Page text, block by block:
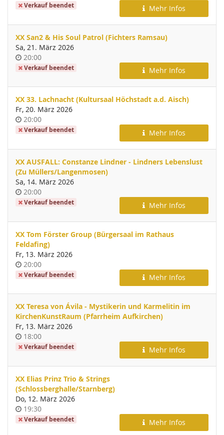
Verkauf beendet Mehr Infos
XX San2 & His Soul Patrol (Fichters Ramsau)
Sa, 21. März 2026
Uhrzeit
20:00
Verkauf beendet Mehr Infos
XX 33. Lachnacht (Kultursaal Höchstadt a.d. Aisch)
Fr, 20. März 2026
Uhrzeit
20:00
Verkauf beendet Mehr Infos
XX AUSFALL: Constanze Lindner - Lindners Lebenslust
(Zu Müllers/Langenmosen)
Sa, 14. März 2026
Uhrzeit
20:00
Verkauf beendet Mehr Infos
XX Tom Förster Group (Bürgersaal im Rathaus
Feldafing)
Fr, 13. März 2026
Uhrzeit
20:00
Verkauf beendet Mehr Infos
XX Teresa von Ávila - Mystikerin und Karmelitin im
KirchenKunstRaum (Pfarrheim Aufkirchen)
Fr, 13. März 2026
Uhrzeit
18:00
Verkauf beendet Mehr Infos
XX Elias Prinz Trio & Strings
(Schlossberghalle/Starnberg)
Do, 12. März 2026
Uhrzeit
19:30
Verkauf beendet Mehr Infos